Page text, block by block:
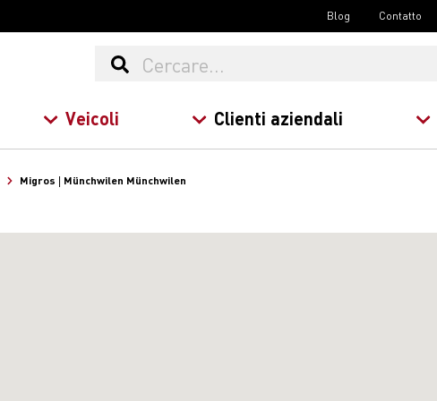
Blog Contatto
Veicoli Clienti aziendali
Migros | Münchwilen Münchwilen